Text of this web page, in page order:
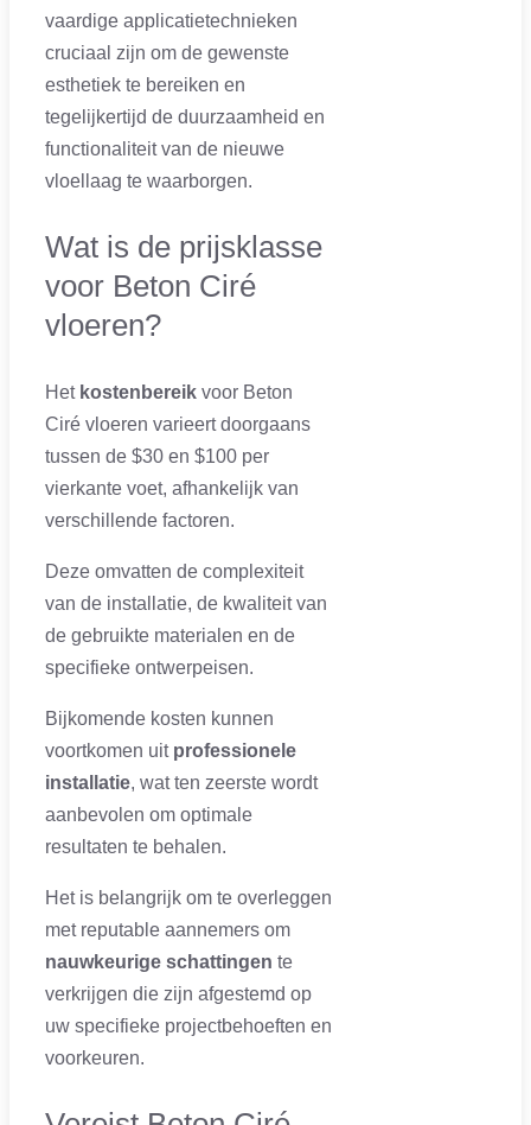
vaardige applicatietechnieken
cruciaal zijn om de gewenste
esthetiek te bereiken en
tegelijkertijd de duurzaamheid en
functionaliteit van de nieuwe
vloellaag te waarborgen.
Wat is de prijsklasse
voor Beton Ciré
vloeren?
Het kostenbereik voor Beton
Ciré vloeren varieert doorgaans
tussen de $30 en $100 per
vierkante voet, afhankelijk van
verschillende factoren.
Deze omvatten de complexiteit
van de installatie, de kwaliteit van
de gebruikte materialen en de
specifieke ontwerpeisen.
Bijkomende kosten kunnen
voortkomen uit professionele
installatie, wat ten zeerste wordt
aanbevolen om optimale
resultaten te behalen.
Het is belangrijk om te overleggen
met reputable aannemers om
nauwkeurige schattingen te
verkrijgen die zijn afgestemd op
uw specifieke projectbehoeften en
voorkeuren.